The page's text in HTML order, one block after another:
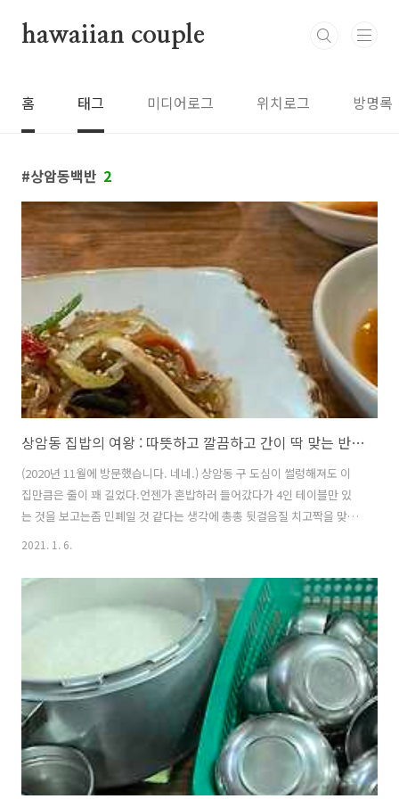
hawaiian couple
홈 태그 미디어로그 위치로그 방명록
상암동백반 2
상암동 집밥의 여왕 : 따뜻하고 깔끔하고 간이 딱 맞는 반찬들
(2020년 11월에 방문했습니다. 네네.) 상암동 구 도심이 썰렁해져도 이
집만큼은 줄이 꽤 길었다.언젠가 혼밥하러 들어갔다가 4인 테이블만 있
는 것을 보고는좀 민폐일 것 같다는 생각에 총총 뒷걸음질 치고짝을 맞추
어 다시 방문한 집이다. 2인분 기준,조기 두 마리에 고등어 반 마리, 가자
머지는 시국이 시국인지라 정교하게는 못 나누고 ㅋㅋ대충 대충 집어 먹
었던 기억. 상차림만 보면 만원에 이 정도 줄 수 있지 싶은데일단 반찬 상
태가 너무 깔끔했고 아침에 금방 해서 내어주신 그 맛이었다.김치는 요때
가 배추 금값일 때라 오이김치, 무김치, 묵은지 볶음이 나왔는데간이 정
말 딱 맞아서 겉절이 시즌에 한 번 더 방문하고 싶었다. 그리고 부엌에..
2021. 1. 6.